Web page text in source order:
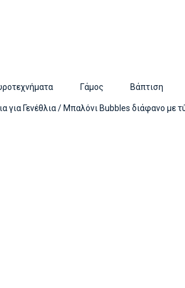
Γάμος Βάπτιση
για Γενέθλια/ Μπαλόνι Bubbles διάφανο με